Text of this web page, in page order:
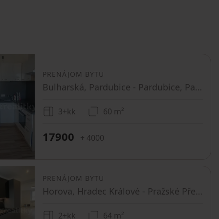
PRENÁJOM BYTU
Bulharská, Pardubice - Pardubice, Pardubický kraj
3+kk 60 m²
17900 + 4000
PRENÁJOM BYTU
Horova, Hradec Králové - Pražské Předměstí, Královéhradecký kraj
2+kk 64 m²